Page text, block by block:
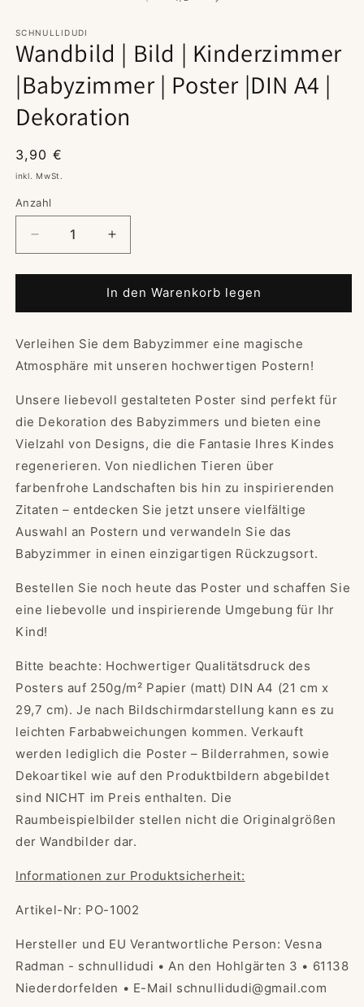
SCHNULLIDUDI
Wandbild | Bild | Kinderzimmer
|Babyzimmer | Poster |DIN A4 |
Dekoration
Normaler
Preis
3,90 €
inkl. MwSt.
Anzahl
Verringere
die
Menge
Wandbild
Bild
|
Kinderzimmer
|Babyzimmer
Poster
|DIN
A4
|
Dekoration
Erhöhe
die
Menge
für
Wandbild
Bild
|
|Babyzimmer
Poster
|DIN
A4
Dekoration
In den Warenkorb legen
Verleihen Sie dem Babyzimmer eine magische
Atmosphäre mit unseren hochwertigen Postern!
Unsere liebevoll gestalteten Poster sind perfekt für
die Dekoration des Babyzimmers und bieten eine
Vielzahl von Designs, die die Fantasie Ihres Kindes
regenerieren.Von niedlichen Tieren über
farbenfrohe Landschaften bis hin zu inspirierenden
Zitaten – entdecken Sie jetzt unsere vielfältige
Auswahl an Postern und verwandeln Sie das
Babyzimmer in einen einzigartigen Rückzugsort.
Bestellen Sie noch heute das Poster und schaffen Sie
eine liebevolle und inspirierende Umgebung für Ihr
Kind!
Bitte beachte: Hochwertiger Qualitätsdruck des
Posters auf 250g/m² Papier (matt) DIN A4 (21 cm x
29,7 cm). Je nach Bildschirmdarstellung kann es zu
leichten Farbabweichungen kommen. Verkauft
werden lediglich die Poster – Bilderrahmen, sowie
Dekoartikel wie auf den Produktbildern abgebildet
sind NICHT im Preis enthalten. Die
Raumbeispielbilder stellen nicht die Originalgrößen
der Wandbilder dar.
Informationen zur Produktsicherheit:
Artikel-Nr: PO-1002
Hersteller und EU Verantwortliche Person: Vesna
Radman - schnullidudi • An den Hohlgärten 3 • 61138
Niederdorfelden • E-Mail schnullidudi@gmail.com